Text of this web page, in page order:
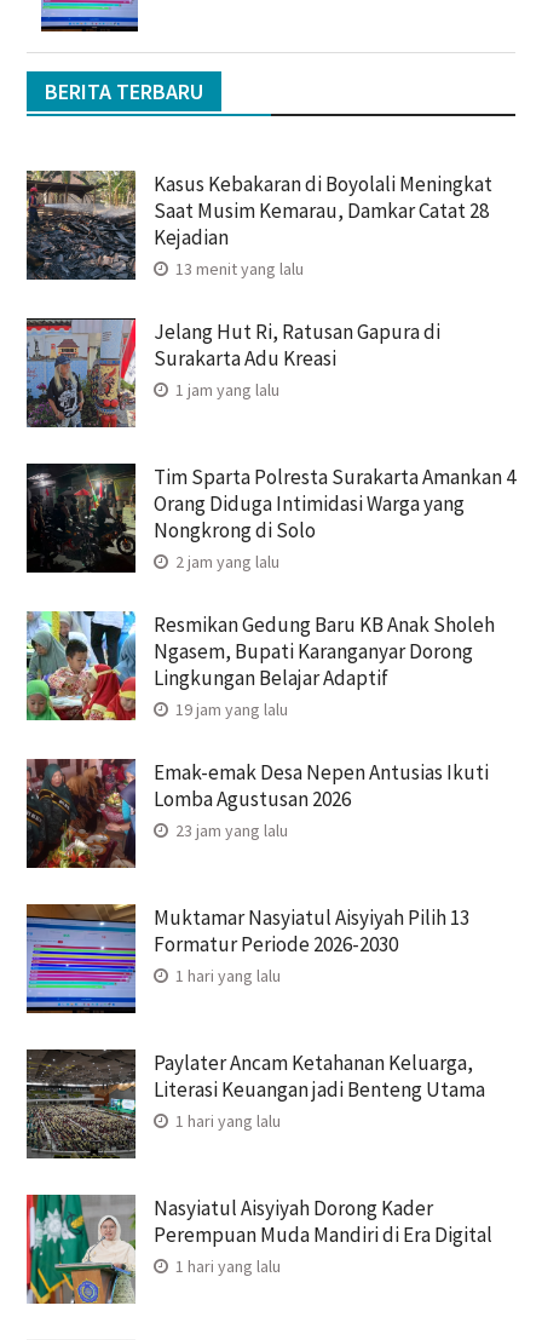
BERITA TERBARU
Kasus Kebakaran di Boyolali Meningkat
Saat Musim Kemarau, Damkar Catat 28
Kejadian
13 menit yang lalu
Jelang Hut Ri, Ratusan Gapura di
Surakarta Adu Kreasi
1 jam yang lalu
Tim Sparta Polresta Surakarta Amankan 4
Orang Diduga Intimidasi Warga yang
Nongkrong di Solo
2 jam yang lalu
Resmikan Gedung Baru KB Anak Sholeh
Ngasem, Bupati Karanganyar Dorong
Lingkungan Belajar Adaptif
19 jam yang lalu
Emak-emak Desa Nepen Antusias Ikuti
Lomba Agustusan 2026
23 jam yang lalu
Muktamar Nasyiatul Aisyiyah Pilih 13
Formatur Periode 2026-2030
1 hari yang lalu
Paylater Ancam Ketahanan Keluarga,
Literasi Keuangan jadi Benteng Utama
1 hari yang lalu
Nasyiatul Aisyiyah Dorong Kader
Perempuan Muda Mandiri di Era Digital
1 hari yang lalu